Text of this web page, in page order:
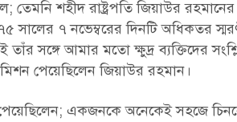
শহীদ রাষ্ট্রপতি জিয়াউর
সালের ৭ নভেম্বরের দিনটি অধিকতর
সঙ্গে আমার মতো ক্ষুদ্র ব্যক্তিদের
পেয়েছিলেন জিয়াউর রহমান।
একজনকে অনেকেই সহজে